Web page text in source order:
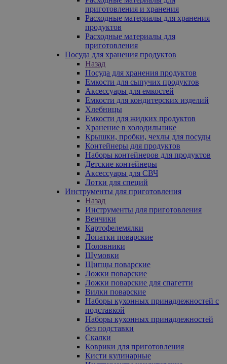
приготовления и хранения
Расходные материалы для хранения
продуктов
Расходные материалы для
приготовления
Посуда для хранения продуктов
Назад
Посуда для хранения продуктов
Емкости для сыпучих продуктов
Аксессуары для емкостей
Емкости для кондитерских изделий
Хлебницы
Емкости для жидких продуктов
Хранение в холодильнике
Крышки, пробки, чехлы для посуды
Контейнеры для продуктов
Наборы контейнеров для продуктов
Детские контейнеры
Аксессуары для СВЧ
Лотки для специй
Инструменты для приготовления
Назад
Инструменты для приготовления
Венчики
Картофелемялки
Лопатки поварские
Половники
Шумовки
Щипцы поварские
Ложки поварские
Ложки поварские для спагетти
Вилки поварские
Наборы кухонных принадлежностей с
подставкой
Наборы кухонных принадлежностей
без подставки
Скалки
Коврики для приготовления
Кисти кулинарные